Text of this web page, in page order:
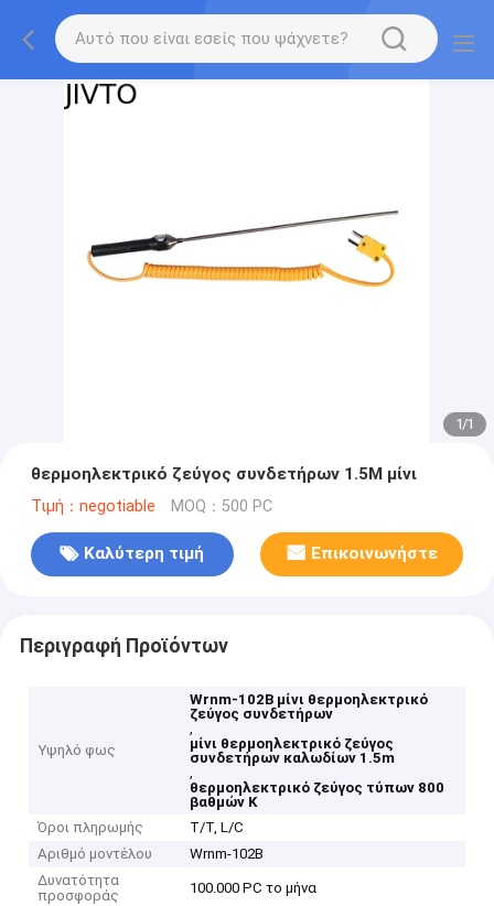
1/1
θερμοηλεκτρικό ζεύγος συνδετήρων 1.5M μίνι
Τιμή：negotiable MOQ：500 PC
Καλύτερη τιμή Επικοινωνήστε
Περιγραφή Προϊόντων
Υψηλό φως
Wrnm-102B μίνι θερμοηλεκτρικό
ζεύγος συνδετήρων
,
μίνι θερμοηλεκτρικό ζεύγος
συνδετήρων καλωδίων 1.5m
,
θερμοηλεκτρικό ζεύγος τύπων 800
βαθμών Κ
Όροι πληρωμής
T/T, L/C
Αριθμό μοντέλου
Wrnm-102B
Δυνατότητα
προσφοράς
100.000 PC το μήνα